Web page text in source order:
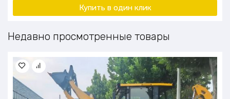
Купить в один клик
Недавно просмотренные товары